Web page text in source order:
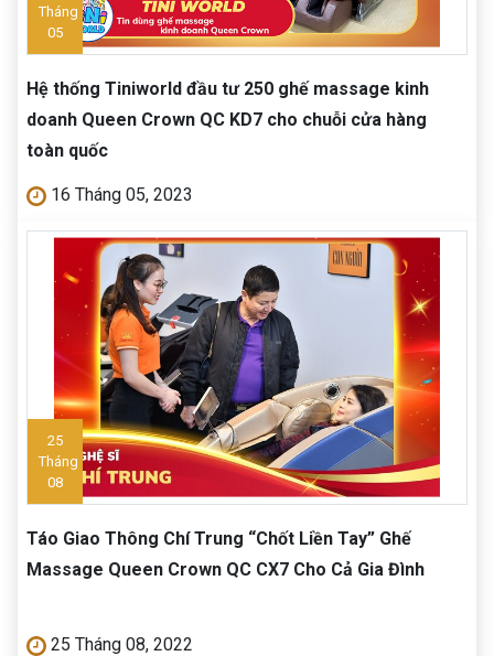
Tháng
05
Hệ thống Tiniworld đầu tư 250 ghế massage kinh
doanh Queen Crown QC KD7 cho chuỗi cửa hàng
toàn quốc
16 Tháng 05, 2023
25
Tháng
08
Táo Giao Thông Chí Trung “Chốt Liền Tay” Ghế
Massage Queen Crown QC CX7 Cho Cả Gia Đình
25 Tháng 08, 2022